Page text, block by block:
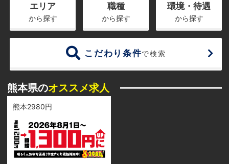
エリア
から探す
職種
から探す
環境・待遇
から探す
こだわり条件で検索
熊本県のオススメ求人
熊本2980円